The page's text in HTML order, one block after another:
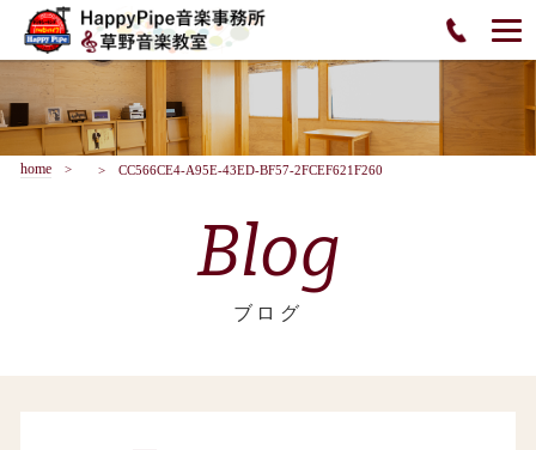
home CC566CE4-A95E-43ED-BF57-2FCEF621F260
Blog
ブログ